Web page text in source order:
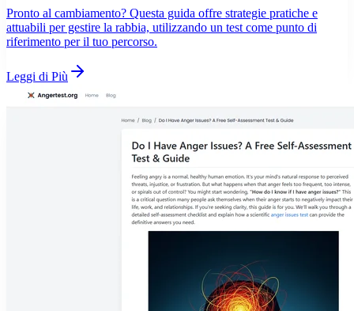
Pronto al cambiamento? Questa guida offre strategie pratiche e
attuabili per gestire la rabbia, utilizzando un test come punto di
riferimento per il tuo percorso.
Leggi di Più